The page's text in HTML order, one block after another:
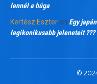
lennél a húga
Kertész Eszter on Egy
legikonikusabb jeleneteit ???
©